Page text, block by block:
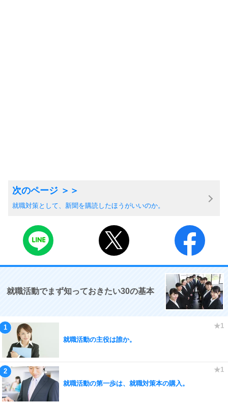
就職対策として、新聞を購読したほうがいいのか。
就職活動でまず知っておきたい30の基本
就職活動の主役は誰か。
就職活動の第一歩は、就職対策本の購入。